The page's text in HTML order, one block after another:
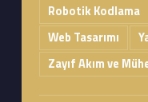
Robotik Kodlama
Web Tasarımı
Zayıf Akım ve